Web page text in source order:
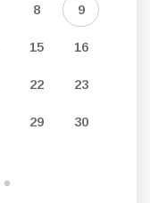
8 9
15 16
22 23
29 30